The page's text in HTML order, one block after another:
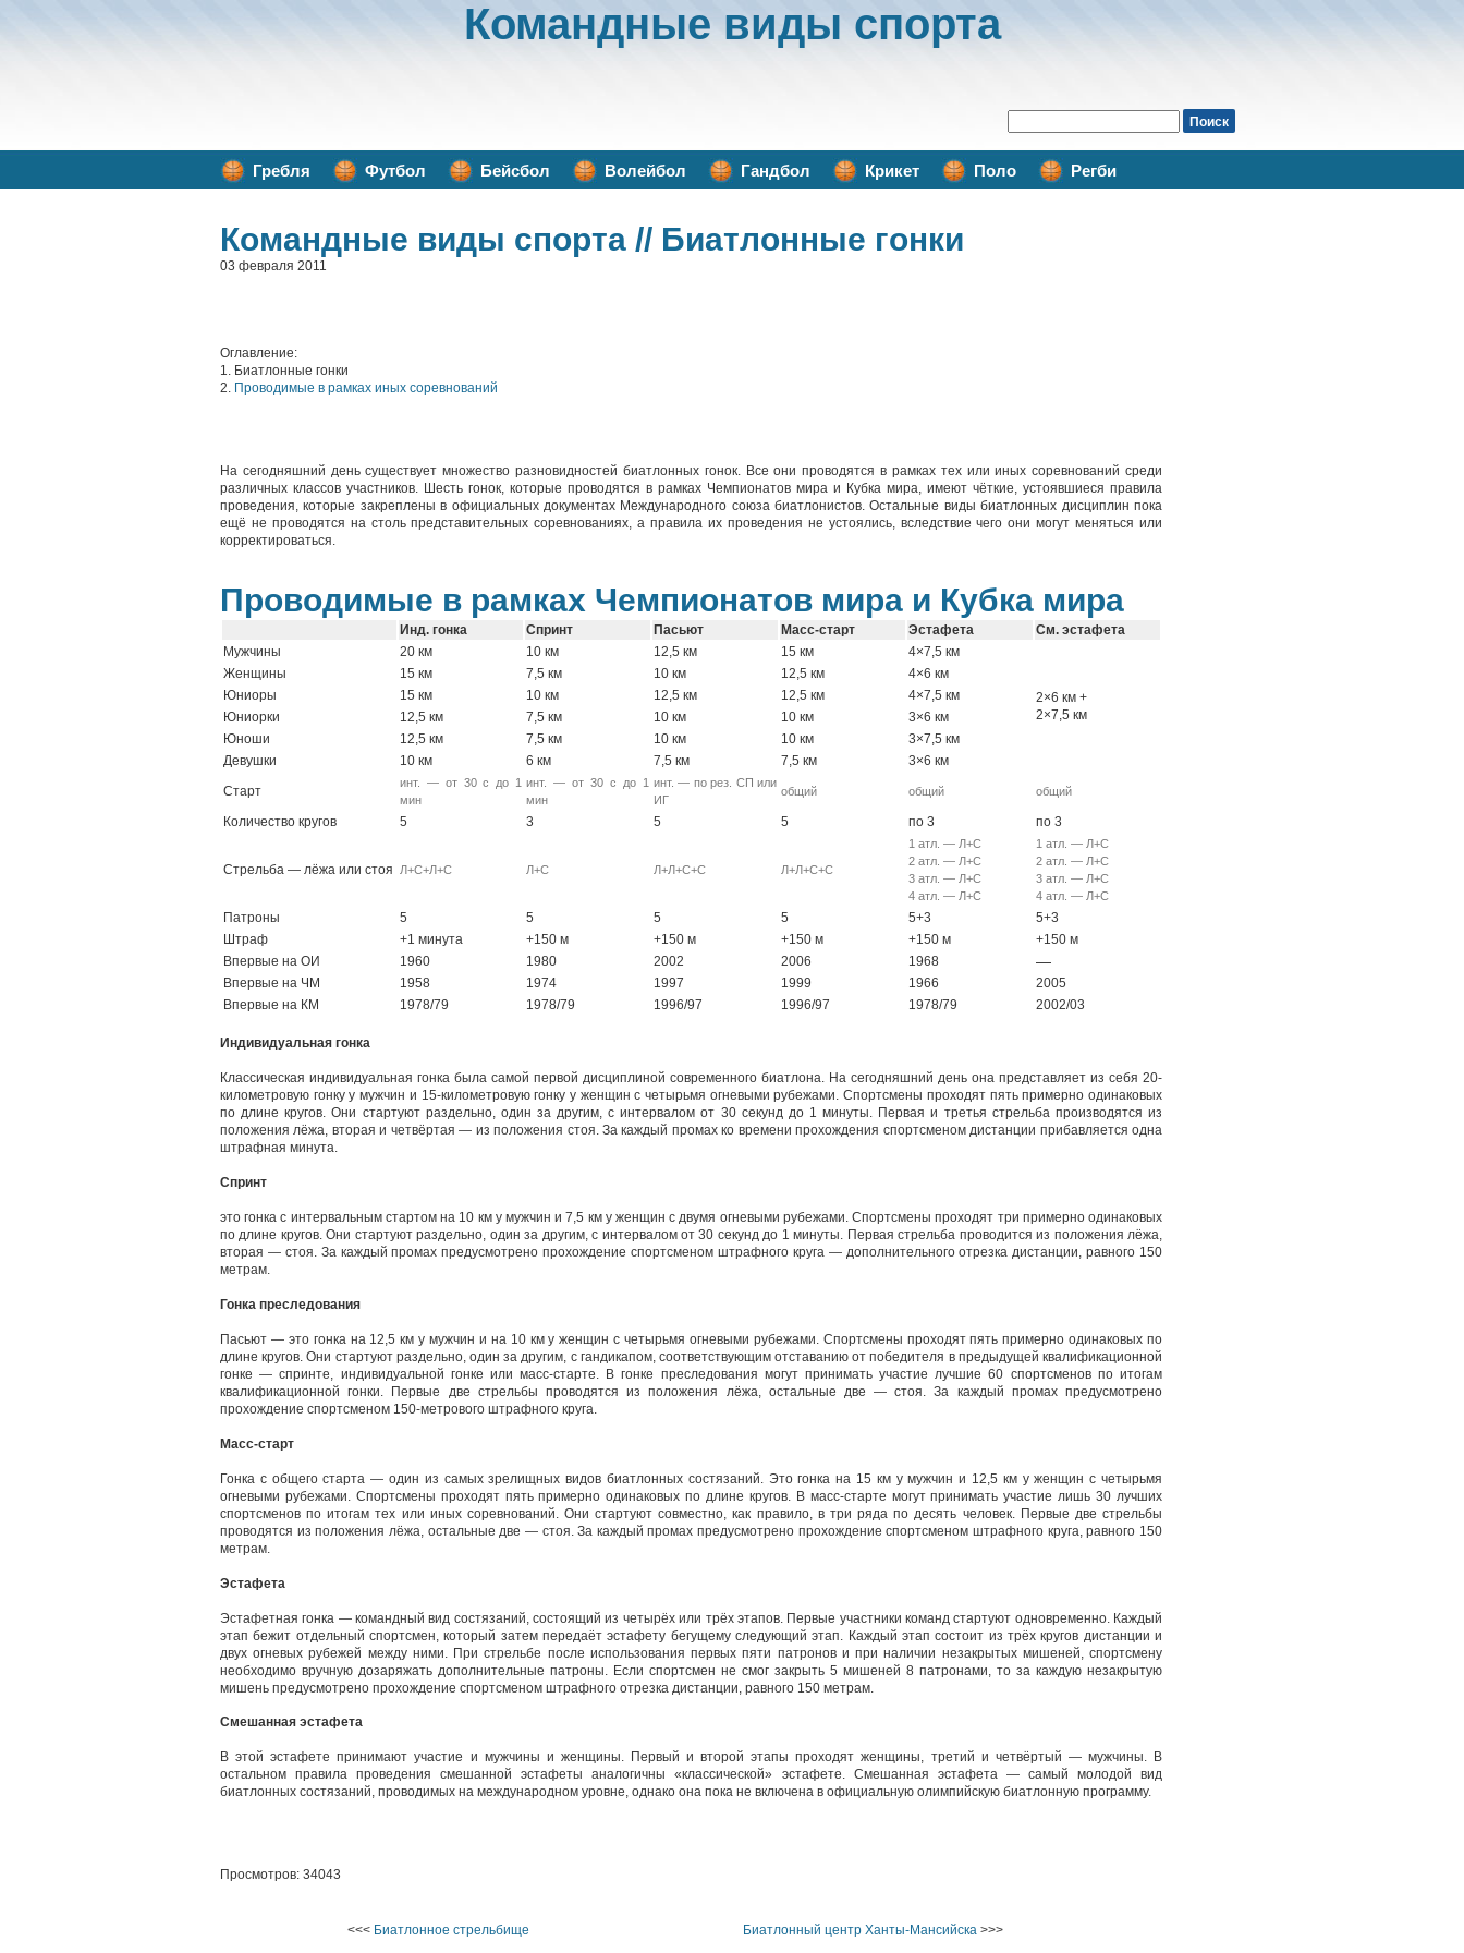
Командные виды спорта
Гребля Футбол Бейсбол Волейбол Гандбол Крикет Поло Регби
Командные виды спорта // Биатлонные гонки
03 февраля 2011
Оглавление:
1. Биатлонные гонки
2. Проводимые в рамках иных соревнований
На сегодняшний день существует множество разновидностей биатлонных гонок. Все они проводятся в рамках тех или иных соревнований среди
различных классов участников. Шесть гонок, которые проводятся в рамках Чемпионатов мира и Кубка мира, имеют чёткие, устоявшиеся правила
проведения, которые закреплены в официальных документах Международного союза биатлонистов. Остальные виды биатлонных дисциплин пока
ещё не проводятся на столь представительных соревнованиях, а правила их проведения не устоялись, вследствие чего они могут меняться или
корректироваться.
Проводимые в рамках Чемпионатов мира и Кубка мира
Инд. гонка Спринт Пасьют Масс-старт Эстафета
См. эстафета
Мужчины
20 км 10 км 12,5 км 15 км 4×7,5 км
2×6 км +
2×7,5 км
Женщины 15 км 7,5 км 10 км 12,5 км
4×6 км
Юниоры
15 км 10 км 12,5 км 12,5 км
4×7,5 км
Юниорки
12,5 км 7,5 км 10 км 10 км
3×6 км
Юноши
12,5 км 7,5 км 10 км 10 км
3×7,5 км
Девушки
10 км 6 км 7,5 км 7,5 км
3×6 км
Старт
инт. — от 30 с до 1
мин
инт. — от 30 с до 1
мин
инт. — по рез. СП или
ИГ
общий общий общий
Количество кругов 5 3 5 5 по 3 по 3
Стрельба — лёжа или стоя Л+С+Л+С Л+С Л+Л+С+С Л+Л+С+С
1 атл. — Л+С
2 атл. — Л+С
3 атл. — Л+С
4 атл. — Л+С
1 атл. — Л+С
2 атл. — Л+С
3 атл. — Л+С
4 атл. — Л+С
Патроны 5 5 5 5 5+3
5+3
Штраф
+1 минута +150 м +150 м +150 м +150 м
+150 м
Впервые на ОИ
1960 1980 2002 2006 1968 —
Впервые на ЧМ 1958 1974 1997 1999 1966
2005
Впервые на КМ
1978/79 1978/79 1996/97 1996/97 1978/79 2002/03
Индивидуальная гонка
Классическая индивидуальная гонка была самой первой дисциплиной современного биатлона. На сегодняшний день она представляет из себя 20-
километровую гонку у мужчин и 15-километровую гонку у женщин с четырьмя огневыми рубежами. Спортсмены проходят пять примерно одинаковых
по длине кругов. Они стартуют раздельно, один за другим, с интервалом от 30 секунд до 1 минуты. Первая и третья стрельба производятся из
положения лёжа, вторая и четвёртая — из положения стоя. За каждый промах ко времени прохождения спортсменом дистанции прибавляется одна
штрафная минута.
Спринт
это гонка с интервальным стартом на 10 км у мужчин и 7,5 км у женщин с двумя огневыми рубежами. Спортсмены проходят три примерно одинаковых
по длине кругов. Они стартуют раздельно, один за другим, с интервалом от 30 секунд до 1 минуты. Первая стрельба проводится из положения лёжа,
вторая — стоя. За каждый промах предусмотрено прохождение спортсменом штрафного круга — дополнительного отрезка дистанции, равного 150
метрам.
Гонка преследования
Пасьют — это гонка на 12,5 км у мужчин и на 10 км у женщин с четырьмя огневыми рубежами. Спортсмены проходят пять примерно одинаковых по
длине кругов. Они стартуют раздельно, один за другим, с гандикапом, соответствующим отставанию от победителя в предыдущей квалификационной
гонке — спринте, индивидуальной гонке или масс-старте. В гонке преследования могут принимать участие лучшие 60 спортсменов по итогам
квалификационной гонки. Первые две стрельбы проводятся из положения лёжа, остальные две — стоя. За каждый промах предусмотрено
прохождение спортсменом 150-метрового штрафного круга.
Масс-старт
Гонка с общего старта — один из самых зрелищных видов биатлонных состязаний. Это гонка на 15 км у мужчин и 12,5 км у женщин с четырьмя
огневыми рубежами. Спортсмены проходят пять примерно одинаковых по длине кругов. В масс-старте могут принимать участие лишь 30 лучших
спортсменов по итогам тех или иных соревнований. Они стартуют совместно, как правило, в три ряда по десять человек. Первые две стрельбы
проводятся из положения лёжа, остальные две — стоя. За каждый промах предусмотрено прохождение спортсменом штрафного круга, равного 150
метрам.
Эстафета
Эстафетная гонка — командный вид состязаний, состоящий из четырёх или трёх этапов. Первые участники команд стартуют одновременно. Каждый
этап бежит отдельный спортсмен, который затем передаёт эстафету бегущему следующий этап. Каждый этап состоит из трёх кругов дистанции и
двух огневых рубежей между ними. При стрельбе после использования первых пяти патронов и при наличии незакрытых мишеней, спортсмену
необходимо вручную дозаряжать дополнительные патроны. Если спортсмен не смог закрыть 5 мишеней 8 патронами, то за каждую незакрытую
мишень предусмотрено прохождение спортсменом штрафного отрезка дистанции, равного 150 метрам.
Смешанная эстафета
В этой эстафете принимают участие и мужчины и женщины. Первый и второй этапы проходят женщины, третий и четвёртый — мужчины. В
остальном правила проведения смешанной эстафеты аналогичны «классической» эстафете. Смешанная эстафета — самый молодой вид
биатлонных состязаний, проводимых на международном уровне, однако она пока не включена в официальную олимпийскую биатлонную программу.
Просмотров: 34043
<<< Биатлонное стрельбище Биатлонный центр Ханты-Мансийска>>>